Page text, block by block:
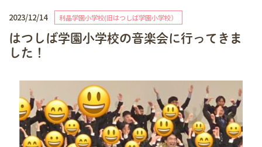
2023/12/14 利晶学園小学校(旧はつしば学園小学校）
はつしば学園小学校の音楽会に行ってきま
した！